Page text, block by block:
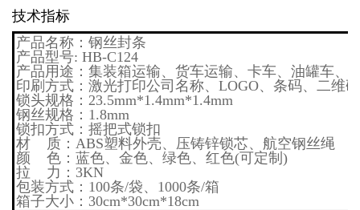
技术指标
产品名称：钢丝封条
产品型号: HB-C124
产品用途：集装箱运输、货车运输、卡车、油罐车、
印刷方式：激光打印公司名称、LOGO、条码、二维
锁头规格：23.5mm*1.4mm*1.4mm
钢丝规格：1.8mm
锁扣方式：摇把式锁扣
材 质：ABS塑料外壳、压铸锌锁芯、航空钢丝绳
颜 色：蓝色、金色、绿色、红色(可定制)
拉 力：3KN
包装方式：100条/袋、1000条/箱
箱子大小：30cm*30cm*18cm